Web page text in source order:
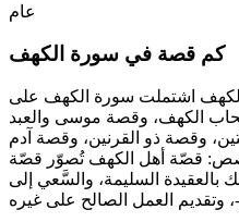
عام
كم قصة في سورة الكهف
اشتملت سورة الكهف على
الكهف، وقصة موسى والعبد
وقصة ذو القرنين، وقصة آدم
قصّة أهل الكهف تُصوّر قصّة
السليمة، والسَّعي إلى